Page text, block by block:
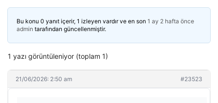
Bu konu 0 yanıt içerir, 1 izleyen vardır ve en son 1 ay 2 hafta önce
admin tarafından güncellenmiştir.
1 yazı görüntüleniyor (toplam 1)
21/06/2026: 2:50 am #23523